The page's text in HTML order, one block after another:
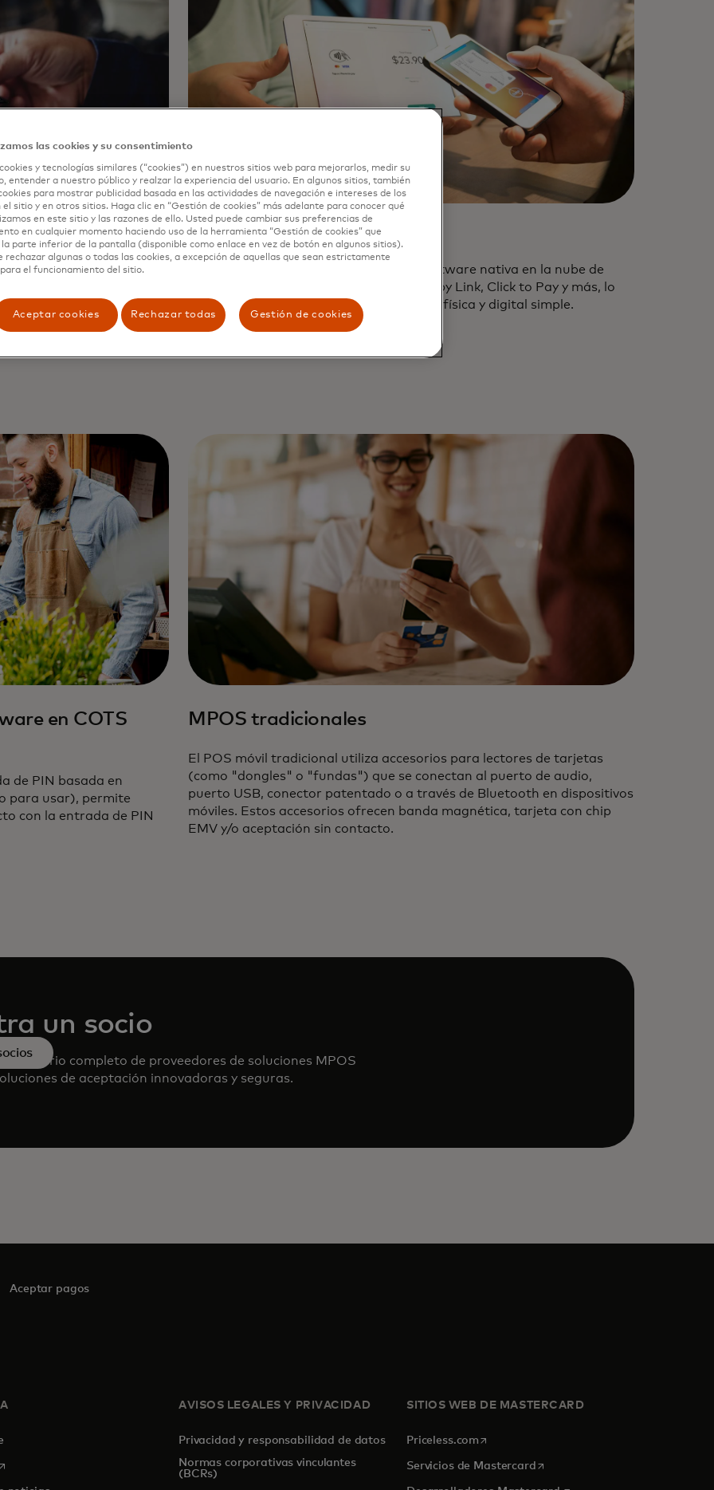
de pagos sin
inteligente que ya tienen.
Comercio en la nube
La solución de aceptación basada en software nativa en la nube de
Mastercard combina Tap on Phone, Pay by Link, Click to Pay y más, lo
que permite una aceptación de comercio física y digital simple.
en COTS
de PIN basada en
para usar), permite
con la entrada de PIN
MPOS tradicionales
El POS móvil tradicional utiliza accesorios para lectores de tarjetas
(como "dongles" o "fundas") que se conectan al puerto de audio,
puerto USB, conector patentado o a través de Bluetooth en dispositivos
móviles. Estos accesorios ofrecen banda magnética, tarjeta con chip
EMV y/o aceptación sin contacto.
un socio
directorio completo de proveedores de soluciones MPOS
de aceptación innovadoras y seguras.
Aceptar pagos
abre en una pestaña nueva
AVISOS LEGALES Y PRIVACIDAD
Privacidad y responsabilidad de datos
Normas corporativas vinculantes
(BCRs)
SITIOS WEB DE MASTERCARD
Priceless.com se abre en una pestaña nueva
Servicios de Mastercardse abre en una pestaña nueva
las cookies y su consentimiento
y tecnologías similares (“cookies”) en nuestros sitios web para mejorarlos, medir su
entender a nuestro público y realzar la experiencia del usuario. En algunos sitios, también
para mostrar publicidad basada en las actividades de navegación e intereses de los
el sitio y en otros sitios. Haga clic en “Gestión de cookies” más adelante para conocer qué
en este sitio y las razones de ello. Usted puede cambiar sus preferencias de
en cualquier momento haciendo uso de la herramienta “Gestión de cookies” que
la parte inferior de la pantalla (disponible como enlace en vez de botón en algunos sitios).
rechazar algunas o todas las cookies, a excepción de aquellas que sean estrictamente
el funcionamiento del sitio.
Aceptar cookies Rechazar todas Gestión de cookies